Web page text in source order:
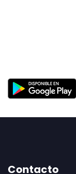
Contacto